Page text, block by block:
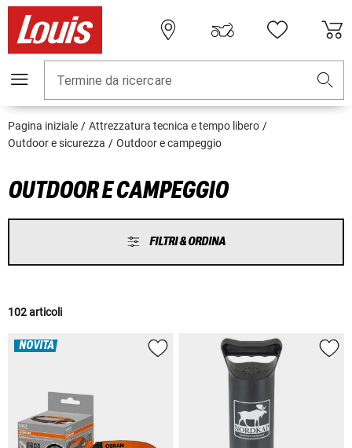
Termine da ricercare
Pagina iniziale
Attrezzatura tecnica e tempo libero
Outdoor e sicurezza
Outdoor e campeggio
OUTDOOR E CAMPEGGIO
FILTRI & ORDINA
102 articoli
NOVITÀ